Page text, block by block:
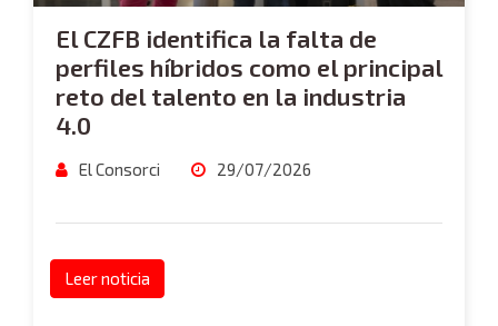
El CZFB identifica la falta de
perfiles híbridos como el principal
reto del talento en la industria
4.0
El Consorci 29/07/2026
Leer noticia